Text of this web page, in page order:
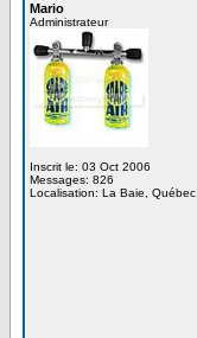
Mario
Administrateur
Inscrit le: 03 Oct 2006
Messages: 826
Localisation: La Baie, Québec